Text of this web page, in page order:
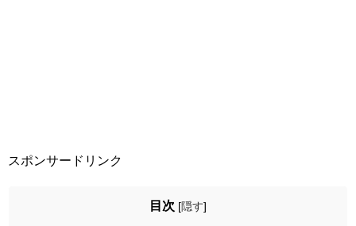
スポンサードリンク
目次 [隠す]